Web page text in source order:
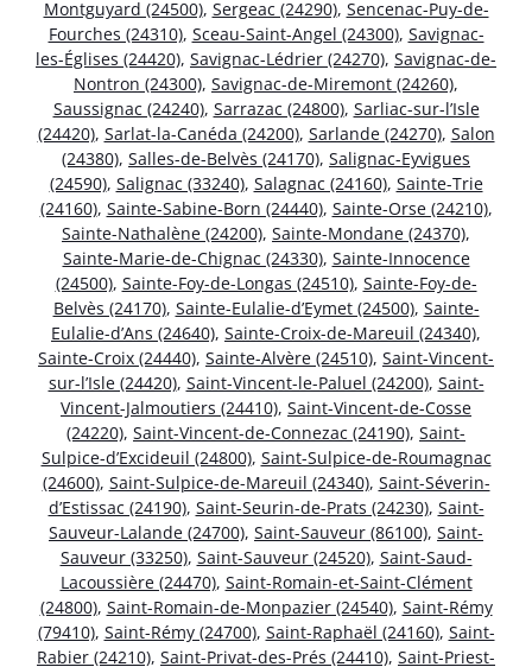
Montguyard (24500), Sergeac (24290), Sencenac-Puy-de-
Fourches (24310), Sceau-Saint-Angel (24300), Savignac-
les-Églises (24420), Savignac-Lédrier (24270), Savignac-de-
Nontron (24300), Savignac-de-Miremont (24260),
Saussignac (24240), Sarrazac (24800), Sarliac-sur-l’Isle
(24420), Sarlat-la-Canéda (24200), Sarlande (24270), Salon
(24380), Salles-de-Belvès (24170), Salignac-Eyvigues
(24590), Salignac (33240), Salagnac (24160), Sainte-Trie
(24160), Sainte-Sabine-Born (24440), Sainte-Orse (24210),
Sainte-Nathalène (24200), Sainte-Mondane (24370),
Sainte-Marie-de-Chignac (24330), Sainte-Innocence
(24500), Sainte-Foy-de-Longas (24510), Sainte-Foy-de-
Belvès (24170), Sainte-Eulalie-d’Eymet (24500), Sainte-
Eulalie-d’Ans (24640), Sainte-Croix-de-Mareuil (24340),
Sainte-Croix (24440), Sainte-Alvère (24510), Saint-Vincent-
sur-l’Isle (24420), Saint-Vincent-le-Paluel (24200), Saint-
Vincent-Jalmoutiers (24410), Saint-Vincent-de-Cosse
(24220), Saint-Vincent-de-Connezac (24190), Saint-
Sulpice-d’Excideuil (24800), Saint-Sulpice-de-Roumagnac
(24600), Saint-Sulpice-de-Mareuil (24340), Saint-Séverin-
d’Estissac (24190), Saint-Seurin-de-Prats (24230), Saint-
Sauveur-Lalande (24700), Saint-Sauveur (86100), Saint-
Sauveur (33250), Saint-Sauveur (24520), Saint-Saud-
Lacoussière (24470), Saint-Romain-et-Saint-Clément
(24800), Saint-Romain-de-Monpazier (24540), Saint-Rémy
(79410), Saint-Rémy (24700), Saint-Raphaël (24160), Saint-
Rabier (24210), Saint-Privat-des-Prés (24410), Saint-Priest-